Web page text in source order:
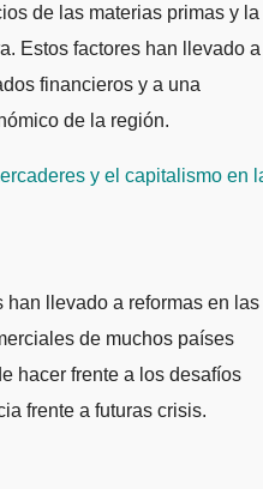
de las materias primas y la
Estos factores han llevado a
financieros y a una
de la región.
y el capitalismo en
llevado a reformas en las
de muchos países
hacer frente a los desafíos
frente a futuras crisis.